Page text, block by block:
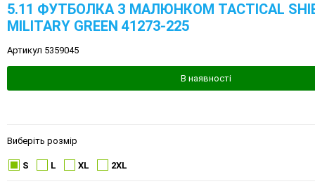
5.11 ФУТБОЛКА З МАЛЮНКОМ TACTICAL
MILITARY GREEN 41273-225
Артикул 5359045
В наявності
Виберіть розмір
S L XL 2XL